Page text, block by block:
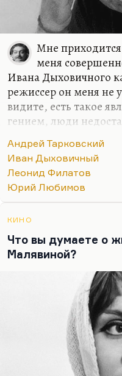
Мне
меня
Ивана Дыховичного
режиссер он меня не
видите, есть такое
гением, люди
так все органично и
площадке, на сцене, —
подражать. Я это
потому что я
заразительно и так
тоже так могу». Надо
то (например,
например,
Андрей Тарковский
Иван Дыховичный
Леонид Филатов
Юрий Любимов
КИНО
Что вы думаете о
Малявиной?